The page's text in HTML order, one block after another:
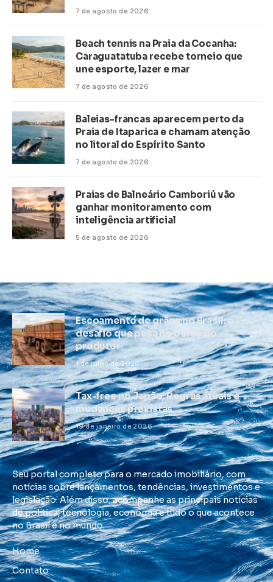
7 de agosto de 2026
Beach tennis na Praia da Cocanha:
Caraguatatuba recebe torneio que
une esporte, lazer e mar
7 de agosto de 2026
Baleias-francas aparecem perto da
Praia de Itaparica e chamam atenção
no litoral do Espírito Santo
7 de agosto de 2026
Praias de Balneário Camboriú vão
ganhar monitoramento com
inteligência artificial
5 de agosto de 2026
Escoamento de grãos no Brasil: o
desafio que pesa no bolso do
produtor
1 de julho de 2026
Tax-free no Japão: Regras atuais e
mudanças previstas
19 de janeiro de 2026
Seu portal completo para o mercado imobiliário, com
notícias sobre lançamentos, tendências, investimentos e
legislação. Além disso, acompanhe as principais notícias
de política, tecnologia, economia e tudo o que acontece
no Brasil e no mundo.
Home
Contato